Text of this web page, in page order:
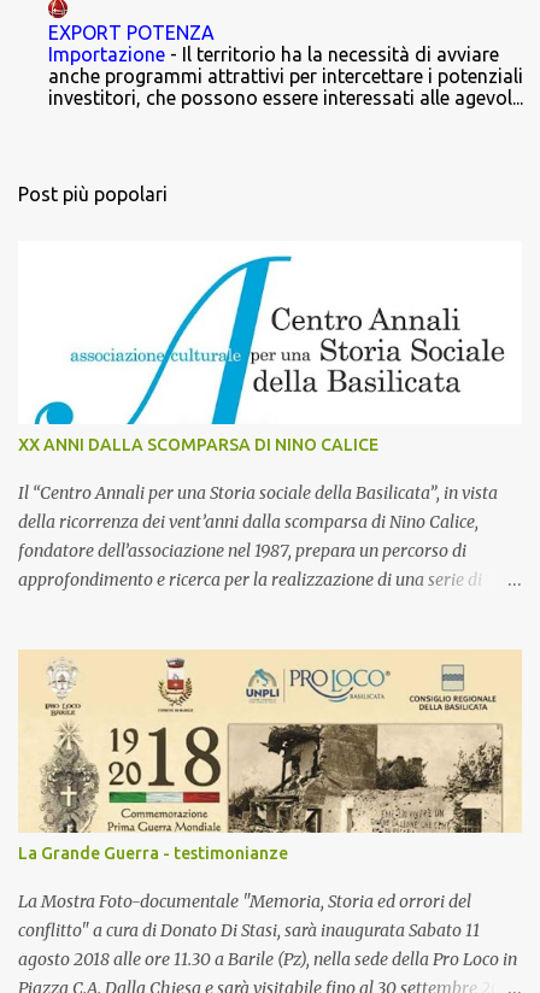
EXPORT POTENZA
Importazione - Il territorio ha la necessità di avviare
anche programmi attrattivi per intercettare i potenziali
investitori, che possono essere interessati alle agevol...
Post più popolari
XX ANNI DALLA SCOMPARSA DI NINO CALICE
Il “Centro Annali per una Storia sociale della Basilicata”, in vista
della ricorrenza dei vent’anni dalla scomparsa di Nino Calice,
fondatore dell’associazione nel 1987, prepara un percorso di
approfondimento e ricerca per la realizzazione di una serie di
attività per il 2017 con iniziative sia di carattere temporaneo che
permanente. In particolare la proposta integrata del Centro Annali
focalizza l’attenzione sulla valorizzazione complessiva dell’opera
di Nino Calice, dalla ricerca storica all’azione politica e culturale.
Un percorso di approfondimento con cui si vuole redigere, rendere
fruibile e attualizzare un’esperienza umana e intellettuale fra le
più significative del Novecento lucano, non solo per quanto
vede protagonista del presente. Programma Nino Calice...
La Grande Guerra - testimonianze
La Mostra Foto-documentale "Memoria, Storia ed orrori del
conflitto" a cura di Donato Di Stasi, sarà inaugurata Sabato 11
agosto 2018 alle ore 11.30 a Barile (Pz), nella sede della Pro Loco in
Piazza C.A. Dalla Chiesa e sarà visitabile fino al 30 settembre 2018.